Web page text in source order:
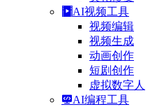
AI视频工具
视频编辑
视频生成
动画创作
短剧创作
虚拟数字人
AI编程工具